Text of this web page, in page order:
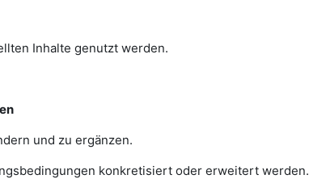
Inhalte genutzt werden.
und zu ergänzen.
konkretisiert oder erweitert werden.